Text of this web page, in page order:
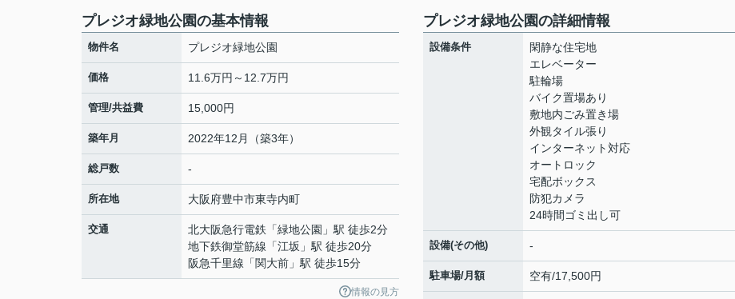
プレジオ緑地公園の基本情報
物件名 プレジオ緑地公園
価格 11.6万円～12.7万円
管理/共益費 15,000円
築年月 2022年12月（築3年）
総戸数 -
所在地 大阪府豊中市東寺内町
交通 北大阪急行電鉄 「緑地公園 」駅 徒歩2分
地下鉄御堂筋線 「江坂 」駅 徒歩20分
阪急千里線 「関大前 」駅 徒歩15分
情報の見方
プレジオ緑地公園の詳細情報
設備条件
閑静な住宅地
エレベーター
駐輪場
バイク置場あり
敷地内ごみ置き場
外観タイル張り
インターネット対応
オートロック
宅配ボックス
防犯カメラ
24時間ゴミ出し可
設備(その他) -
駐車場/月額 空有/17,500円